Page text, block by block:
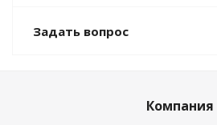
Задать вопрос
Компания